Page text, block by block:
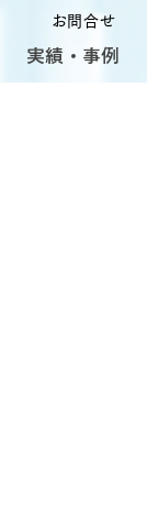
お問合せ
実績・事例